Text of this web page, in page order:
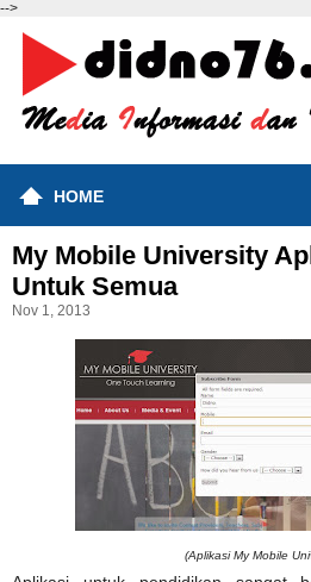
-->
HOME
My Mobile University
Untuk Semua
Nov 1, 2013
(Aplikasi My Mobile